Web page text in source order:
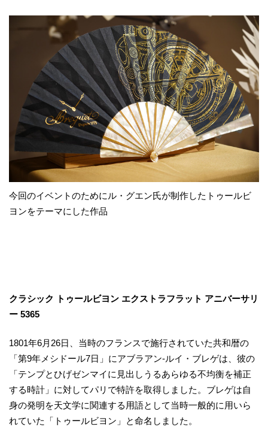
今回のイベントのためにル・グエン氏が制作したトゥールビ
ヨンをテーマにした作品
クラシック トゥールビヨン エクストラフラット アニバーサリ
ー 5365
1801年6月26日、当時のフランスで施行されていた共和暦の
「第9年メシドール7日」にアブラアン-ルイ・ブレゲは、彼の
「テンプとひげゼンマイに見出しうるあらゆる不均衡を補正
する時計」に対してパリで特許を取得しました。ブレゲは自
身の発明を天文学に関連する用語として当時一般的に用いら
れていた「トゥールビヨン」と命名しました。